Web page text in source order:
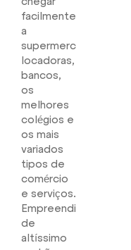
facilmente
a
supermercados,
locadoras,
bancos,
os
melhores
colégios e
os mais
variados
tipos de
comércio
e serviços.
Empreendimento
de
altíssimo